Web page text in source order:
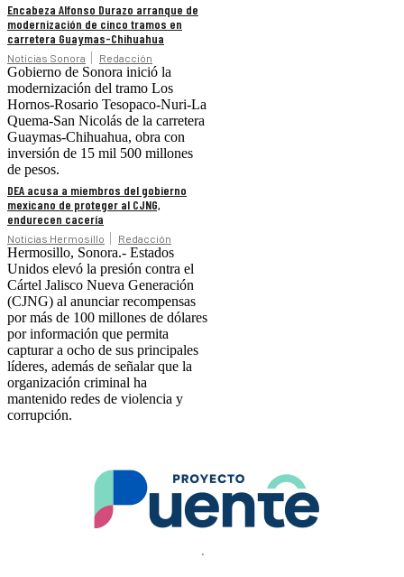
Encabeza Alfonso Durazo arranque de
modernización de cinco tramos en
carretera Guaymas-Chihuahua
Noticias Sonora Redacción
Gobierno de Sonora inició la
modernización del tramo Los
Hornos-Rosario Tesopaco-Nuri-La
Quema-San Nicolás de la carretera
Guaymas-Chihuahua, obra con
inversión de 15 mil 500 millones
de pesos.
DEA acusa a miembros del gobierno
mexicano de proteger al CJNG,
endurecen cacería
Noticias Hermosillo Redacción
Hermosillo, Sonora.- Estados
Unidos elevó la presión contra el
Cártel Jalisco Nueva Generación
(CJNG) al anunciar recompensas
por más de 100 millones de dólares
por información que permita
capturar a ocho de sus principales
líderes, además de señalar que la
organización criminal ha
mantenido redes de violencia y
corrupción.
.